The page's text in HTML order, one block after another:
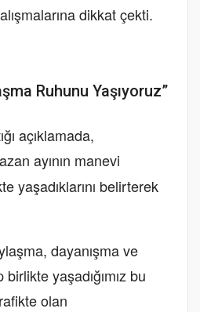
dikkat çekti.
Ruhunu Yaşıyoruz”
açıklamada,
ayının manevi
yaşadıklarını belirterek
dayanışma ve
yaşadığımız bu
olan